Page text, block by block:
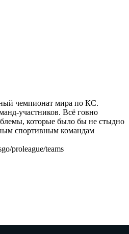
чемпионат мира по КС.
участников. Всё говно
которые было бы не стыдно
спортивным командам
proleague/teams